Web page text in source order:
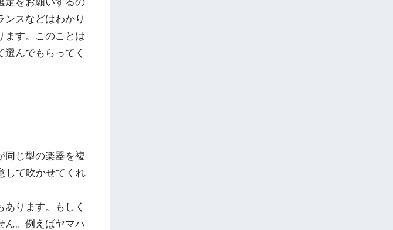
スなどはわかり
ます。このことは
んでもらってく
同じ型の楽器を複
して吹かせてくれ
ります。もしく
ん。例えばヤマハ